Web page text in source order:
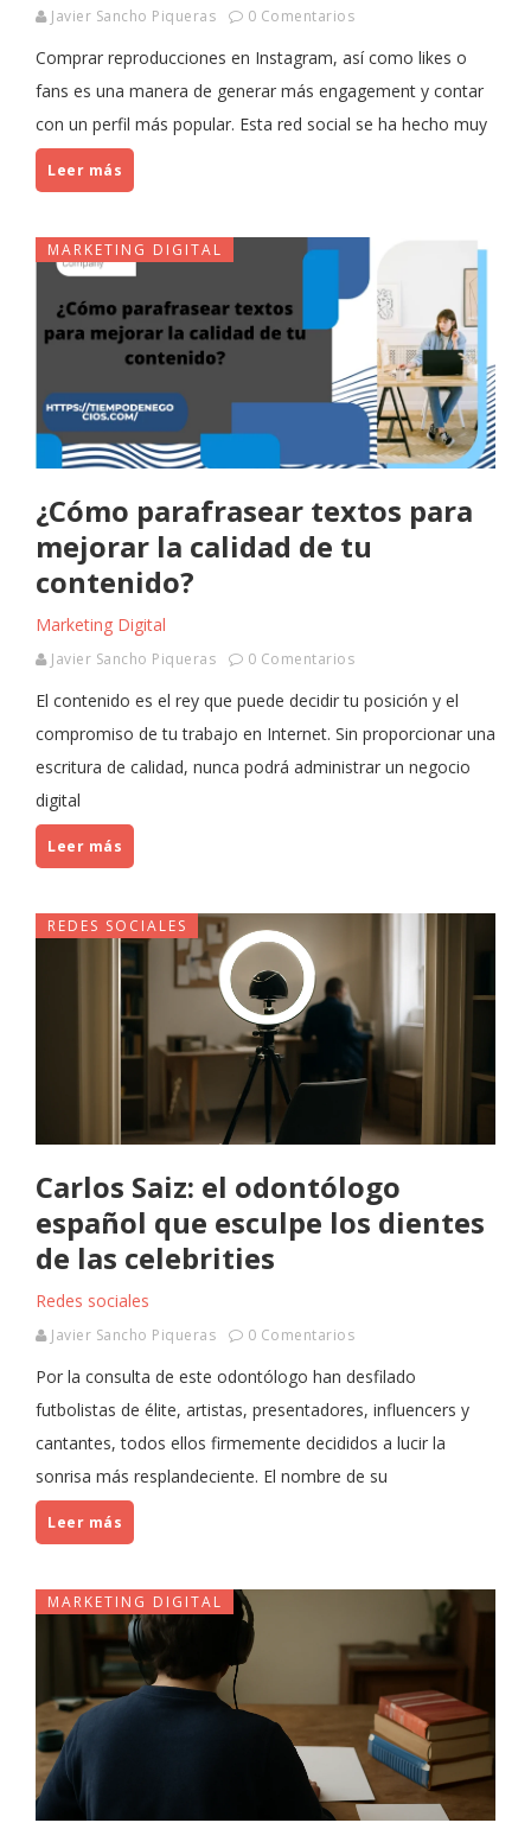
Javier Sancho Piqueras 0 Comentarios
Comprar reproducciones en Instagram, así como likes o
fans es una manera de generar más engagement y contar
con un perfil más popular. Esta red social se ha hecho muy
Leer más
MARKETING DIGITAL
¿Cómo parafrasear textos para
mejorar la calidad de tu
contenido?
Marketing Digital
Javier Sancho Piqueras 0 Comentarios
El contenido es el rey que puede decidir tu posición y el
compromiso de tu trabajo en Internet. Sin proporcionar una
escritura de calidad, nunca podrá administrar un negocio
digital
Leer más
REDES SOCIALES
Carlos Saiz: el odontólogo
español que esculpe los dientes
de las celebrities
Redes sociales
Javier Sancho Piqueras 0 Comentarios
Por la consulta de este odontólogo han desfilado
futbolistas de élite, artistas, presentadores, influencers y
cantantes, todos ellos firmemente decididos a lucir la
sonrisa más resplandeciente. El nombre de su
Leer más
MARKETING DIGITAL